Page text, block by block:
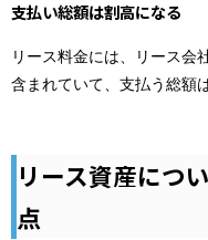
支払い総額は割高になる
リース料金には、リース会
含まれていて、支払う総額
リース資産につ
点